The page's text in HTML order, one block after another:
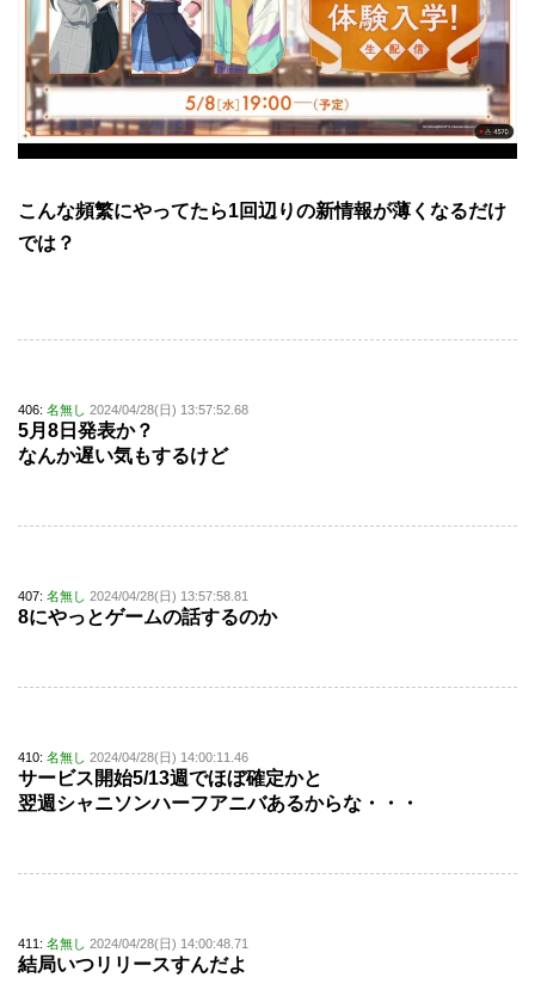
こんな頻繁にやってたら1回辺りの新情報が薄くなるだけ
では？
406: 名無し 2024/04/28(日) 13:57:52.68
5月8日発表か？
なんか遅い気もするけど
407: 名無し 2024/04/28(日) 13:57:58.81
8にやっとゲームの話するのか
410: 名無し 2024/04/28(日) 14:00:11.46
サービス開始5/13週でほぼ確定かと
翌週シャニソンハーフアニバあるからな・・・
411: 名無し 2024/04/28(日) 14:00:48.71
結局いつリリースすんだよ